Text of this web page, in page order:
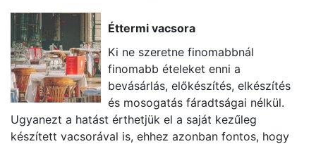
Éttermi vacsora
Ki ne szeretne finomabbnál
finomabb ételeket enni a
bevásárlás, előkészítés, elkészítés
és mosogatás fáradtságai nélkül.
Ugyanezt a hatást érthetjük el a saját kezűleg
készített vacsorával is, ehhez azonban fontos, hogy